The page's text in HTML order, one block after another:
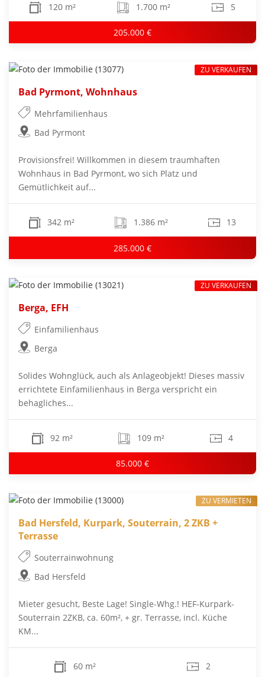
120 m² 1.700 m² 5
205.000 €
Bad Pyrmont, Wohnhaus
Mehrfamilienhaus
Bad Pyrmont
Provisionsfrei! Willkommen in diesem traumhaften
Wohnhaus in Bad Pyrmont, wo sich Platz und
Gemütlichkeit auf...
342 m² 1.386 m² 13
285.000 €
ZU VERKAUFEN
Berga, EFH
Einfamilienhaus
Berga
Solides Wohnglück, auch als Anlageobjekt! Dieses massiv
errichtete Einfamilienhaus in Berga verspricht ein
behagliches...
92 m² 109 m² 4
85.000 €
ZU VERKAUFEN
Bad Hersfeld, Kurpark, Souterrain, 2 ZKB +
Terrasse
Souterrainwohnung
Bad Hersfeld
Mieter gesucht, Beste Lage! Single-Whg.! HEF-Kurpark-
Souterrain 2ZKB, ca. 60m², + gr. Terrasse, incl. Küche
KM...
60 m² 2
ZU VERMIETEN